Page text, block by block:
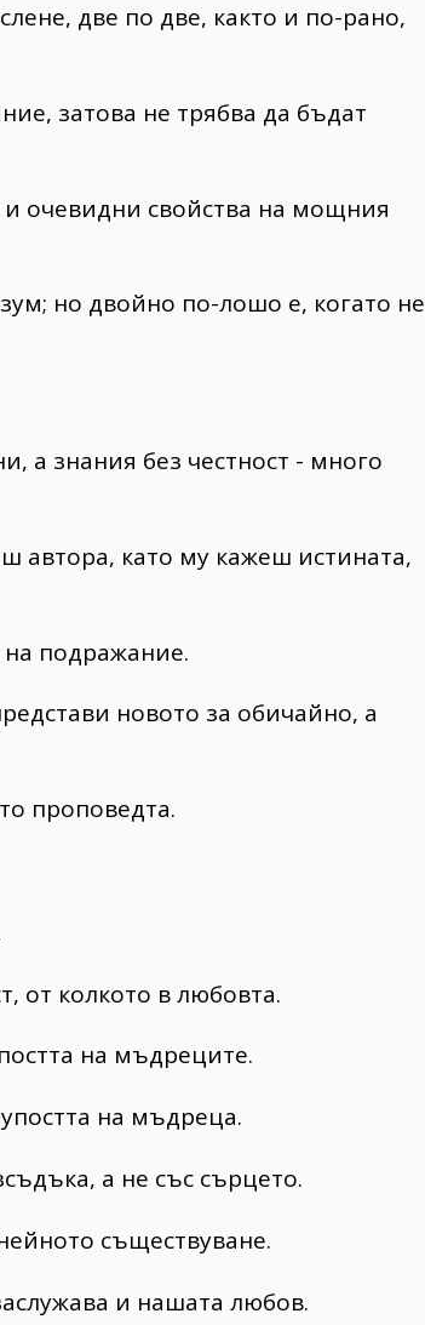
две по две, както и по-рано,
затова не трябва да бъдат
очевидни свойства на мощния
но двойно по-лошо е, когато не
а знания без честност - много
автора, като му кажеш истината,
подражание.
новото за обичайно, а
проповедта.
от колкото в любовта.
на мъдреците.
на мъдреца.
а не със сърцето.
съществуване.
и нашата любов.